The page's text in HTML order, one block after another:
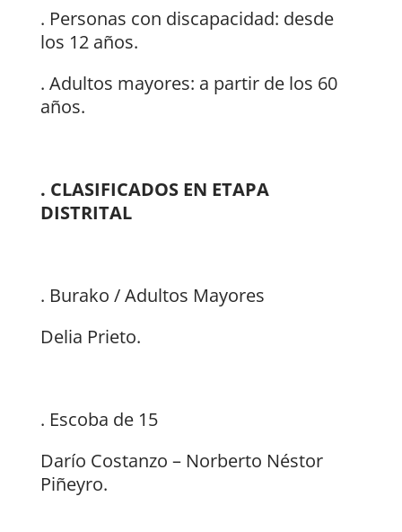
. Personas con discapacidad: desde
los 12 años.
. Adultos mayores: a partir de los 60
años.
. CLASIFICADOS EN ETAPA
DISTRITAL
. Burako / Adultos Mayores
Delia Prieto.
. Escoba de 15
Darío Costanzo – Norberto Néstor
Piñeyro.